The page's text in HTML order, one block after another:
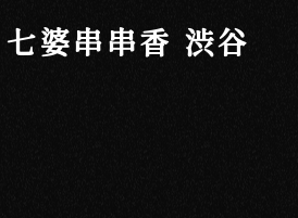
婆串串香 渋谷